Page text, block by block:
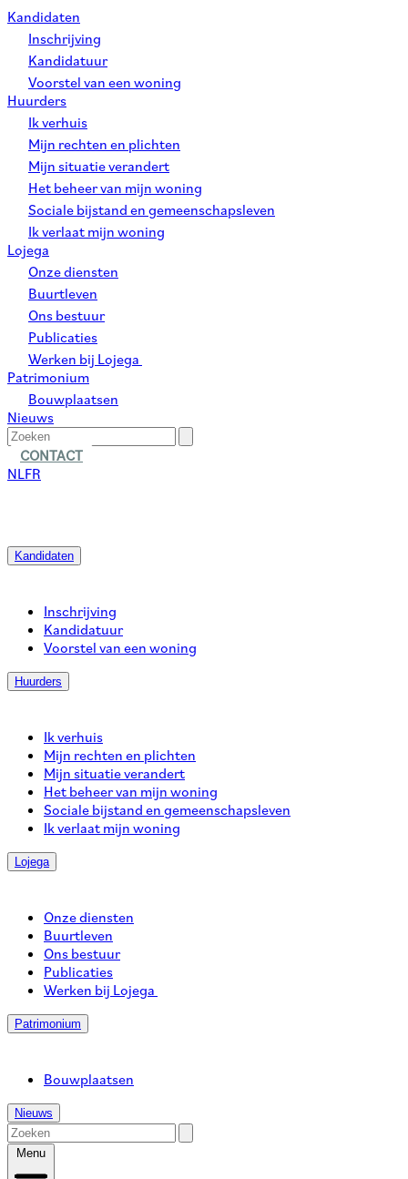
Kandidaten
Inschrijving
Kandidatuur
Voorstel van een woning
Huurders
Ik verhuis
Mijn rechten en plichten
Mijn situatie verandert
Het beheer van mijn woning
Sociale bijstand en gemeenschapsleven
Ik verlaat mijn woning
Lojega
Onze diensten
Buurtleven
Ons bestuur
Publicaties
Werken bij Lojega
Patrimonium
Bouwplaatsen
Nieuws
CONTACT
NLFR
Kandidaten
Inschrijving
Kandidatuur
Voorstel van een woning
Huurders
Ik verhuis
Mijn rechten en plichten
Mijn situatie verandert
Het beheer van mijn woning
Sociale bijstand en gemeenschapsleven
Ik verlaat mijn woning
Lojega
Onze diensten
Buurtleven
Ons bestuur
Publicaties
Werken bij Lojega
Patrimonium
Bouwplaatsen
Nieuws
Menu